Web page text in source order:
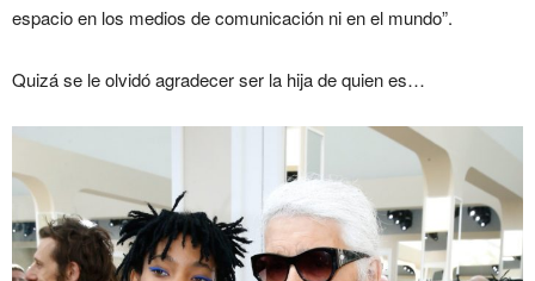
espacio en los medios de comunicación ni en el mundo”.
Quizá se le olvidó agradecer ser la hija de quien es…